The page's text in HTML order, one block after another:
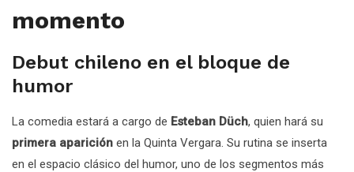
momento
Debut chileno en el bloque de
humor
La comedia estará a cargo de Esteban Düch, quien hará su
primera aparición en la Quinta Vergara. Su rutina se inserta
en el espacio clásico del humor, uno de los segmentos más